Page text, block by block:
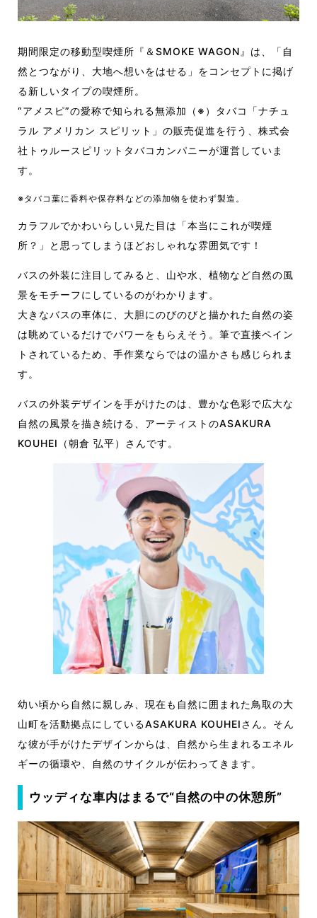
期間限定の移動型喫煙所『＆SMOKE WAGON』は、「自
然とつながり、大地へ想いをはせる」をコンセプトに掲げ
る新しいタイプの喫煙所。
“アメスピ”の愛称で知られる無添加（※）タバコ「ナチュ
ラル アメリカン スピリット」の販売促進を行う、株式会
社トゥルースピリットタバコカンパニーが運営していま
す。
※タバコ葉に香料や保存料などの添加物を使わず製造。
カラフルでかわいらしい見た目は「本当にこれが喫煙
所？」と思ってしまうほどおしゃれな雰囲気です！
バスの外装に注目してみると、山や水、植物など自然の風
景をモチーフにしているのがわかります。
大きなバスの車体に、大胆にのびのびと描かれた自然の姿
は眺めているだけでパワーをもらえそう。筆で直接ペイン
トされているため、手作業ならではの温かさも感じられま
す。
バスの外装デザインを手がけたのは、豊かな色彩で広大な
自然の風景を描き続ける、アーティストのASAKURA
KOUHEI（朝倉 弘平）さんです。
幼い頃から自然に親しみ、現在も自然に囲まれた鳥取の大
山町を活動拠点にしているASAKURA KOUHEIさん。そん
な彼が手がけたデザインからは、自然から生まれるエネル
ギーの循環や、自然のサイクルが伝わってきます。
ウッディな車内はまるで“自然の中の休憩所”